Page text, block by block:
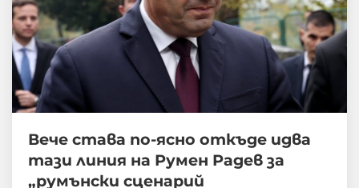
Вече става по-ясно откъде идва
тази линия на Румен Радев за
„румънски сценарий